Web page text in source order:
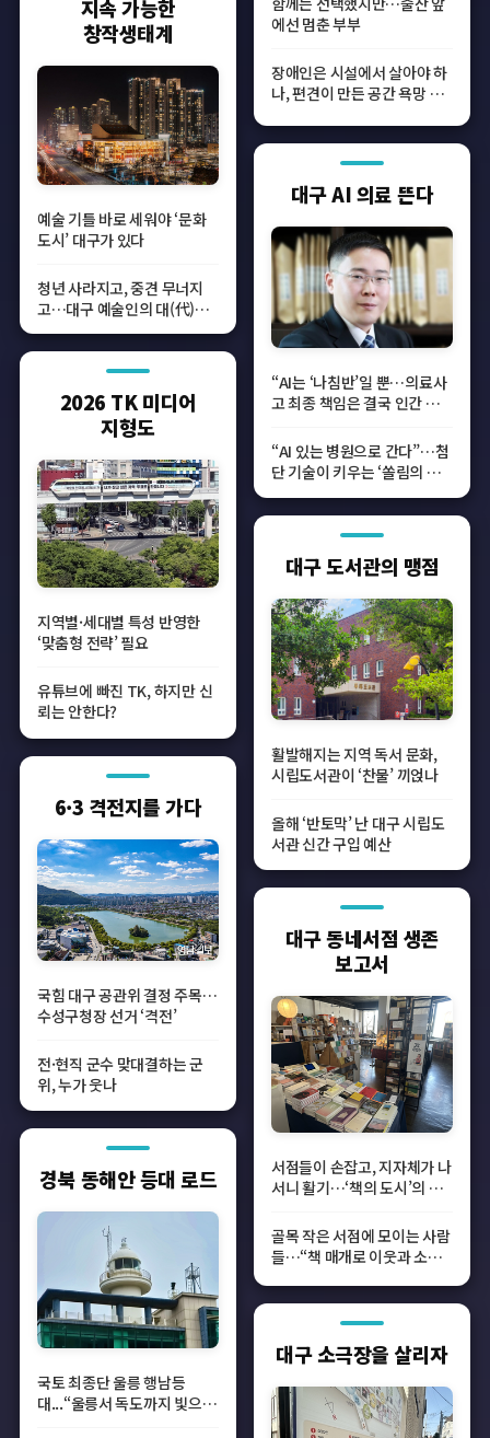
에선 멈춘 부부
장애인은 시설에서 살아야 하
나, 편견이 만든 공간 욕망 박
지속 가능한
창작생태계
예술 기틀 바로 세워야 ‘문화
도시’ 대구가 있다
청년 사라지고, 중견 무너지
고…대구 예술인의 대(代)가
끊어진다
대구 AI 의료 뜬다
“AI는 ‘나침반’일 뿐…의료사
고 최종 책임은 결국 인간 의
“AI 있는 병원으로 간다”…첨
단 기술이 키우는 ‘쏠림의 역
2026 TK 미디어
지형도
지역별·세대별 특성 반영한
‘맞춤형 전략’ 필요
유튜브에 빠진 TK, 하지만 신
뢰는 안한다?
대구 도서관의 맹점
활발해지는 지역 독서 문화,
시립도서관이 ‘찬물’ 끼얹나
올해 ‘반토막’ 난 대구 시립도
서관 신간 구입 예산
6·3 격전지를 가다
국힘 대구 공관위 결정 주목…
수성구청장 선거 ‘격전’
전·현직 군수 맞대결하는 군
위, 누가 웃나
대구 동네서점 생존
보고서
서점들이 손잡고, 지자체가 나
서니 활기…‘책의 도시’의 비
골목 작은 서점에 모이는 사람
들…“책 매개로 이웃과 소통,
경북 동해안 등대 로드
국토 최종단 울릉 행남등
대...“울릉서 독도까지 빛으로
대구 소극장을 살리자